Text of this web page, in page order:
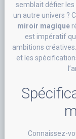
semblait défier les
un autre univers ?
miroir magique
est impératif
ambitions
et les
Connaissez-